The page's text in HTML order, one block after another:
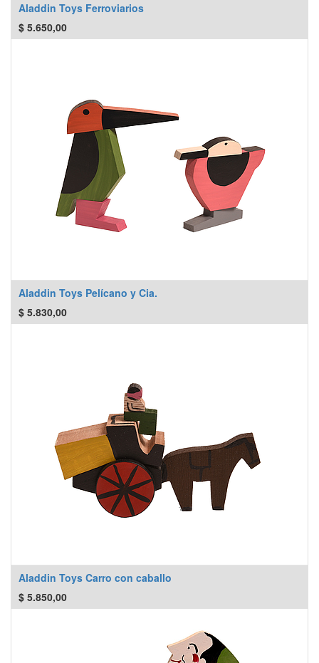
Aladdin Toys Ferroviarios
$ 5.650,00
Aladdin Toys Pelícano y Cia.
$ 5.830,00
Aladdin Toys Carro con caballo
$ 5.850,00